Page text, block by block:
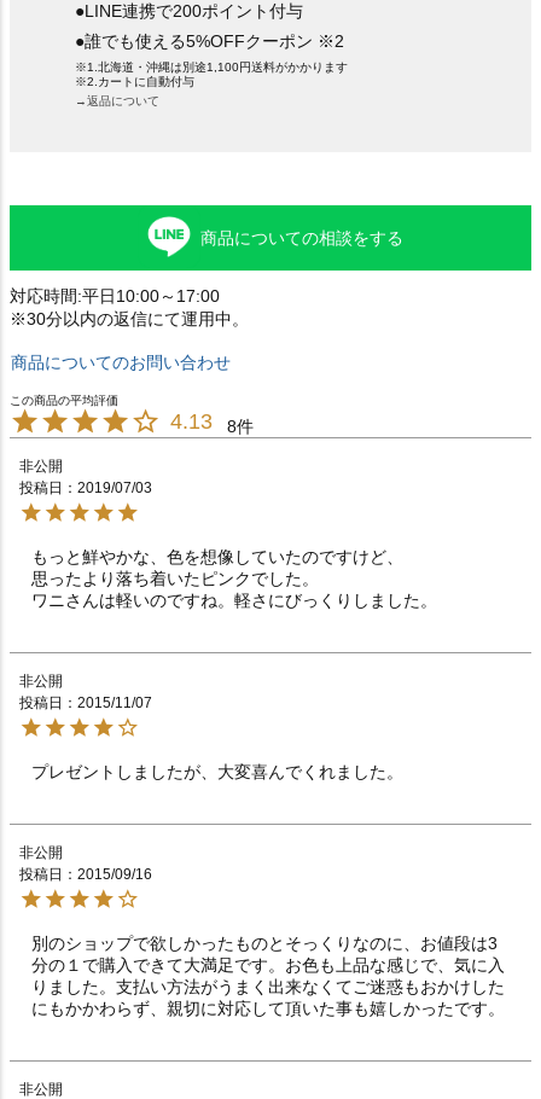
●LINE連携で200ポイント付与
●誰でも使える5%OFFクーポン ※2
※1.北海道・沖縄は別途1,100円送料がかかります
※2.カートに自動付与
→返品について
商品についての相談をする
対応時間:平日10:00～17:00
※30分以内の返信にて運用中。
商品についてのお問い合わせ
4.13 8
非公開
投稿日
2019/07/03
もっと鮮やかな、色を想像していたのですけど、
思ったより落ち着いたピンクでした。
ワニさんは軽いのですね。軽さにびっくりしました。
非公開
投稿日
2015/11/07
プレゼントしましたが、大変喜んでくれました。
非公開
投稿日
2015/09/16
別のショップで欲しかったものとそっくりなのに、お値段は3
分の１で購入できて大満足です。お色も上品な感じで、気に入
りました。支払い方法がうまく出来なくてご迷惑もおかけした
にもかかわらず、親切に対応して頂いた事も嬉しかったです。
非公開